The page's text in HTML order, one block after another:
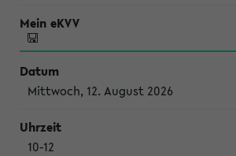
Mittwoch, 12. August 2026
10-12